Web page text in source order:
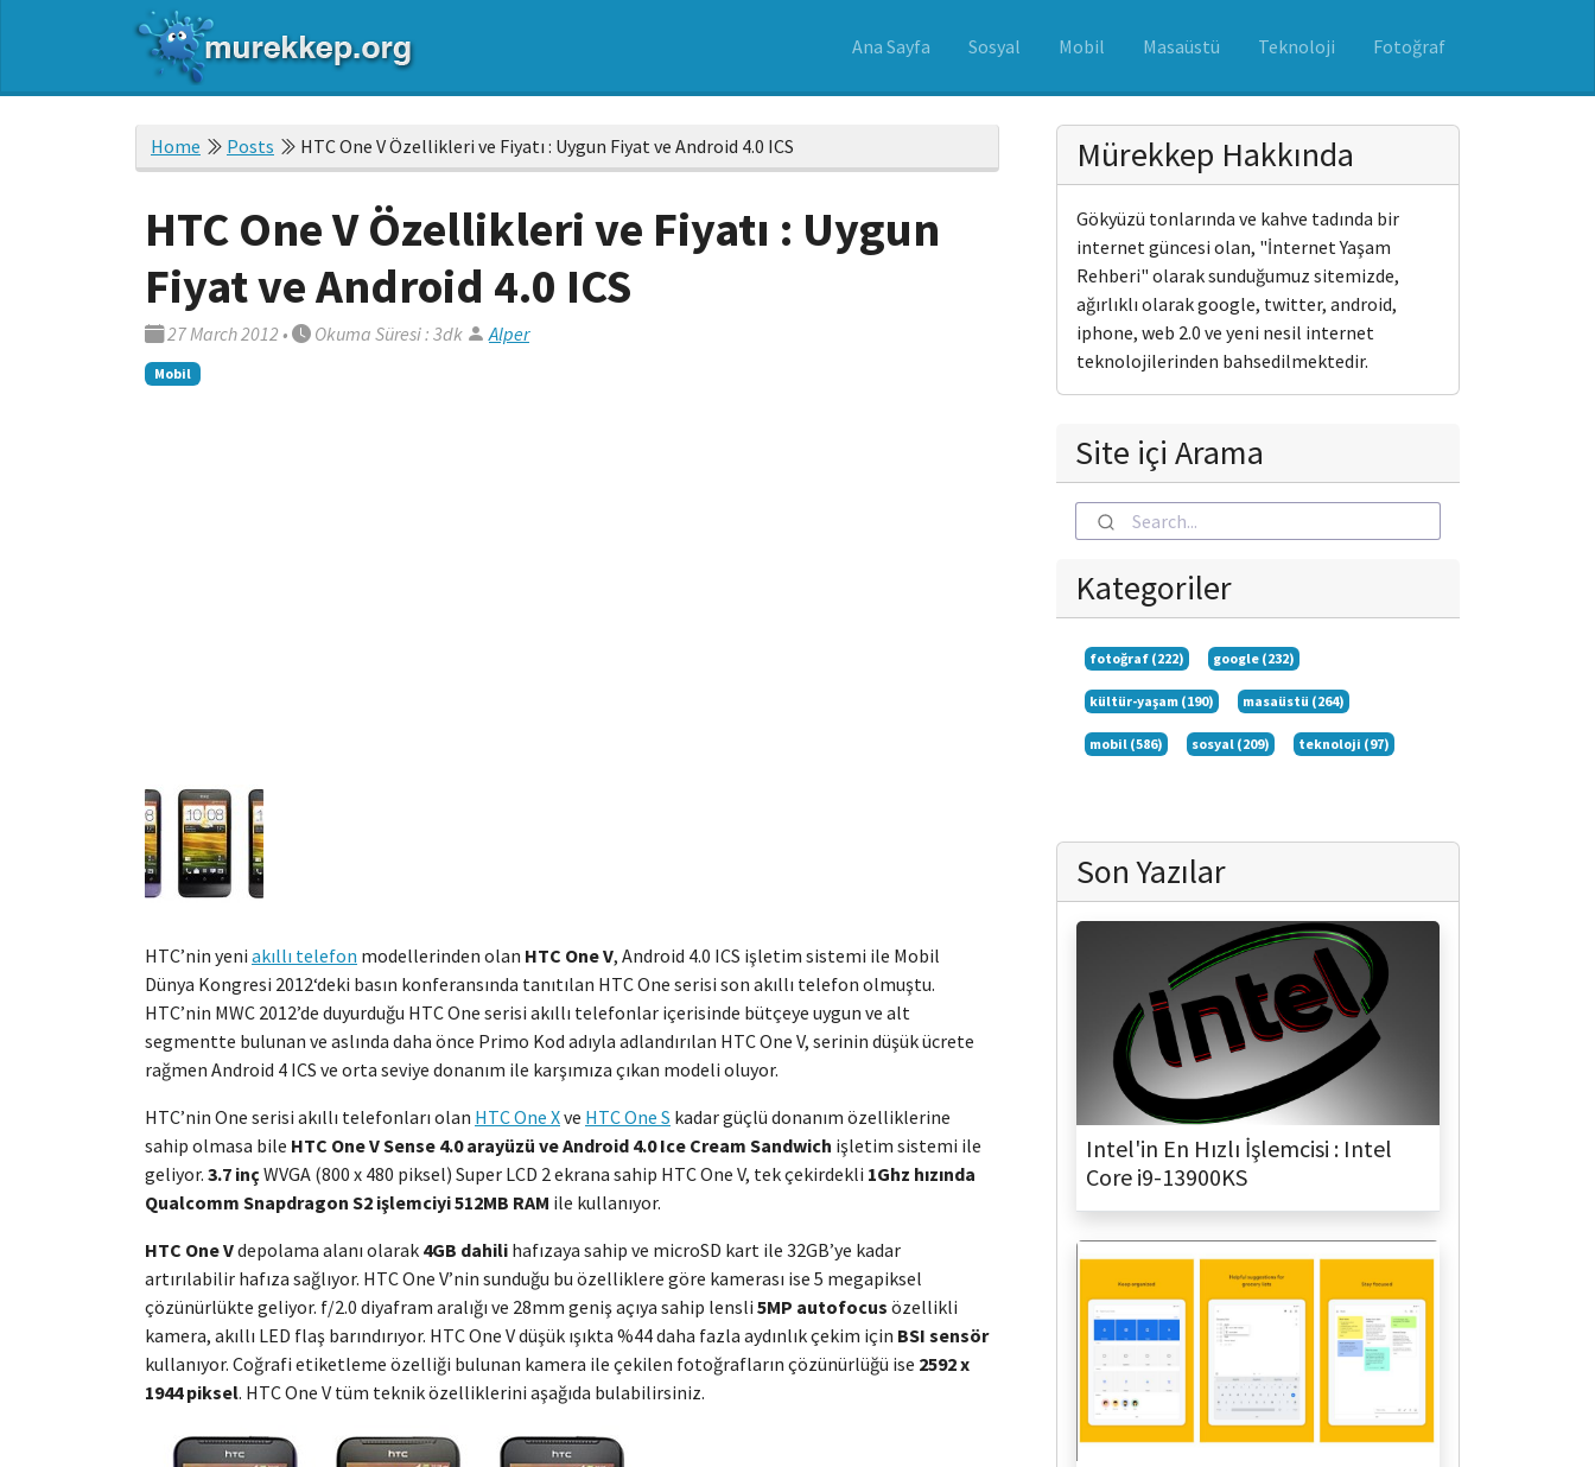
Ana Sayfa Sosyal Mobil Masaüstü Teknoloji Fotoğraf
Home Posts HTC One V Özellikleri ve Fiyatı : Uygun Fiyat ve Android 4.0 ICS
HTC One V Özellikleri ve Fiyatı : Uygun
Fiyat ve Android 4.0 ICS
27 March 2012 • Okuma Süresi : 3dk Alper
Mobil
HTC’nin yeni akıllı telefon modellerinden olan HTC One V, Android 4.0 ICS işletim sistemi ile Mobil
Dünya Kongresi 2012‘deki basın konferansında tanıtılan HTC One serisi son akıllı telefon olmuştu.
HTC’nin MWC 2012’de duyurduğu HTC One serisi akıllı telefonlar içerisinde bütçeye uygun ve alt
segmentte bulunan ve aslında daha önce Primo Kod adıyla adlandırılan HTC One V, serinin düşük ücrete
rağmen Android 4 ICS ve orta seviye donanım ile karşımıza çıkan modeli oluyor.
HTC’nin One serisi akıllı telefonları olan HTC One Xve HTC One S kadar güçlü donanım özelliklerine
sahip olmasa bile HTC One V Sense 4.0 arayüzü ve Android 4.0 Ice Cream Sandwich işletim sistemi ile
geliyor. 3.7 inç WVGA (800 x 480 piksel) Super LCD 2 ekrana sahip HTC One V, tek çekirdekli 1Ghz hızında
Qualcomm Snapdragon S2 işlemciyi 512MB RAM ile kullanıyor.
HTC One Vdepolama alanı olarak 4GB dahili hafızaya sahip ve microSD kart ile 32GB’ye kadar
artırılabilir hafıza sağlıyor. HTC One V’nin sunduğu bu özelliklere göre kamerası ise 5 megapiksel
çözünürlükte geliyor. f/2.0 diyafram aralığı ve 28mm geniş açıya sahip lensli 5MP autofocus özellikli
kamera, akıllı LED flaş barındırıyor. HTC One V düşük ışıkta %44 daha fazla aydınlık çekim için BSI sensör
kullanıyor. Coğrafi etiketleme özelliği bulunan kamera ile çekilen fotoğrafların çözünürlüğü ise 2592 x
1944 piksel. HTC One V tüm teknik özelliklerini aşağıda bulabilirsiniz.
Mürekkep Hakkında
Gökyüzü tonlarında ve kahve tadında bir
internet güncesi olan, "İnternet Yaşam
Rehberi" olarak sunduğumuz sitemizde,
ağırlıklı olarak google, twitter, android,
iphone, web 2.0 ve yeni nesil internet
teknolojilerinden bahsedilmektedir.
Site içi Arama
Kategoriler
fotoğraf (222) google (232)
kültür-yaşam (190) masaüstü (264)
mobil (586) sosyal (209) teknoloji (97)
Son Yazılar
Intel'in En Hızlı İşlemcisi : Intel
Core i9-13900KS